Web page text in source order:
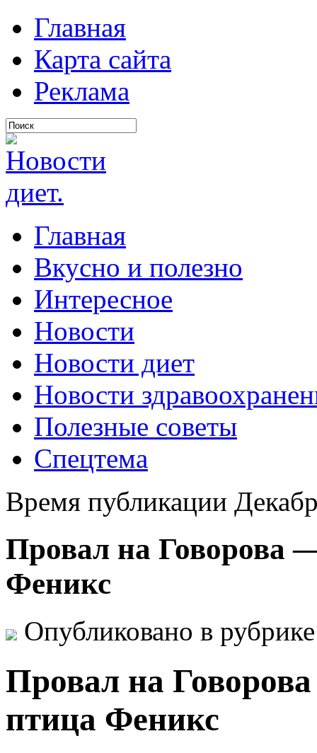
Главная
Карта сайта
Реклама
Главная
Вкусно и полезно
Интересное
Новости
Новости диет
Новости
Полезные советы
Спецтема
Время публикации
Провал на Говорова
Феникс
Опубликовано в
Провал на
птица Феникс